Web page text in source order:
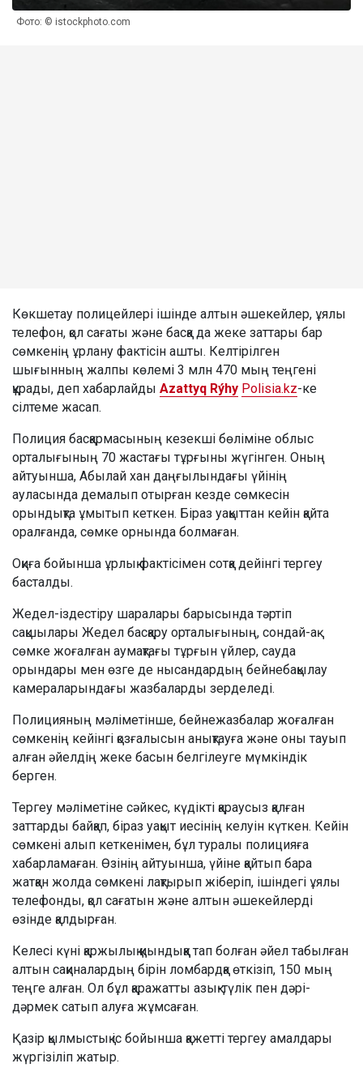
Фото: © istockphoto.com
Көкшетау полицейлері ішінде алтын әшекейлер, ұялы
телефон, қол сағаты және басқа да жеке заттары бар
сөмкенің ұрлану фактісін ашты. Келтірілген
шығынның жалпы көлемі 3 млн 470 мың теңгені
құрады, деп хабарлайды Azattyq Rýhy Polisia.kz-ке
сілтеме жасап.
Полиция басқармасының кезекші бөліміне облыс
орталығының 70 жастағы тұрғыны жүгінген. Оның
айтуынша, Абылай хан даңғылындағы үйінің
ауласында демалып отырған кезде сөмкесін
орындықта ұмытып кеткен. Біраз уақыттан кейін қайта
оралғанда, сөмке орнында болмаған.
Оқиға бойынша ұрлық фактісімен сотқа дейінгі тергеу
басталды.
Жедел-іздестіру шаралары барысында тәртіп
сақшылары Жедел басқару орталығының, сондай-ақ
сөмке жоғалған аумақтағы тұрғын үйлер, сауда
орындары мен өзге де нысандардың бейнебақылау
камераларындағы жазбаларды зерделеді.
Полицияның мәліметінше, бейнежазбалар жоғалған
сөмкенің кейінгі қозғалысын анықтауға және оны тауып
алған әйелдің жеке басын белгілеуге мүмкіндік
берген.
Тергеу мәліметіне сәйкес, күдікті қараусыз қалған
заттарды байқап, біраз уақыт иесінің келуін күткен. Кейін
сөмкені алып кеткенімен, бұл туралы полицияға
хабарламаған. Өзінің айтуынша, үйіне қайтып бара
жатқан жолда сөмкені лақтырып жіберіп, ішіндегі ұялы
телефонды, қол сағатын және алтын әшекейлерді
өзінде қалдырған.
Келесі күні қаржылық қиындыққа тап болған әйел табылған
алтын сақиналардың бірін ломбардқа өткізіп, 150 мың
теңге алған. Ол бұл қаражатты азық-түлік пен дәрі-
дәрмек сатып алуға жұмсаған.
Қазір қылмыстық іс бойынша қажетті тергеу амалдары
жүргізіліп жатыр.